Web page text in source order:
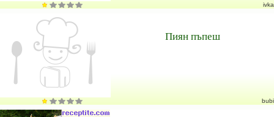
ivka
Пиян пъпеш
bubi